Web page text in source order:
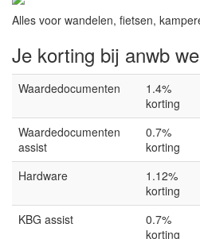
Alles voor wandelen, fietsen,
Je korting bij anwb
Waardedocumenten
1.4%
korting
Waardedocumenten
assist
0.7%
korting
Hardware
1.12%
korting
KBG assist
0.7%
korting